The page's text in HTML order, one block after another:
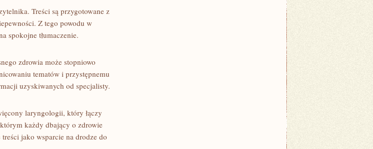
Treści są przygotowane z
Z tego powodu w
spokojne tłumaczenie.
zdrowia może stopniowo
tematów i przystępnemu
uzyskiwanych od specjalisty.
laryngologii, który łączy
każdy dbający o zdrowie
jako wsparcie na drodze do